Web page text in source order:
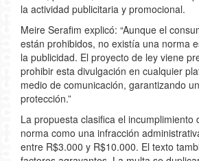
la actividad publicitaria y promocional.
Meire Serafim explicó: “Aunque el
están prohibidos, no existía una norma
la publicidad. El proyecto de ley viene
prohibir esta divulgación en cualquier
medio de comunicación, garantizando
protección.”
La propuesta clasifica el incumplimiento
norma como una infracción
entre R$3.000 y R$10.000. El texto